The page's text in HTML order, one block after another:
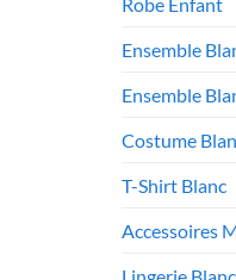
Ensemble
Ensemble
Costume
T-Shirt Blanc
Accessoires